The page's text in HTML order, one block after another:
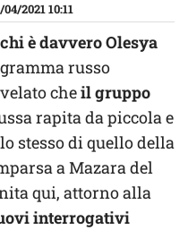
04/2021 10:11
è davvero Olesya
russo
cheil gruppo
rapita da piccola e
stesso di quello della
a Mazara del
qui, attorno alla
interrogativi